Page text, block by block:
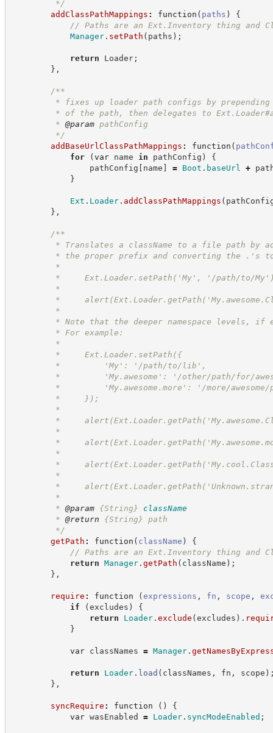
*/
addClassPathMappings : function ( paths )
{
// Paths are an Ext.Inventory thing and
Manager. setPath ( paths ) ;
return Loader;
} ,
/**
* fixes up loader path configs by prepending
* of the path, then delegates to
* @param pathConfig
*/
addBaseUrlClassPathMappings : function (
for
(var name in pathConfig )
{
pathConfig [ name ] = Boot . baseUrl +
}
Ext . Loader. addClassPathMappings (
} ,
/**
* Translates a className to a file path by
* the proper prefix and converting the .'s to
*
*     Ext.Loader.setPath('My', '/path/to/
*
*
*
* Note that the deeper namespace levels, if
* For example:
*
*     Ext.Loader.setPath({
*         'My': '/path/to/lib',
*         'My.awesome': '/other/path/for/
*         'My.awesome.more': '/more/awesome/
*     });
*
*
*
*
*
*
*
*
*
* @param {String}
className
* @return {String}
path
*/
getPath : function ( className )
{
// Paths are an Ext.Inventory thing and
return Manager. getPath ( className ) ;
} ,
require : function (expressions , fn , scope ,
if
(excludes )
{
return
Loader. exclude (excludes ) .
}
var classNames = Manager.
return Loader. load ( classNames , fn , scope )
} ,
syncRequire : function ( )
{
var wasEnabled = Loader. syncModeEnabled ;